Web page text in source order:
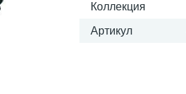
Коллекция
Артикул